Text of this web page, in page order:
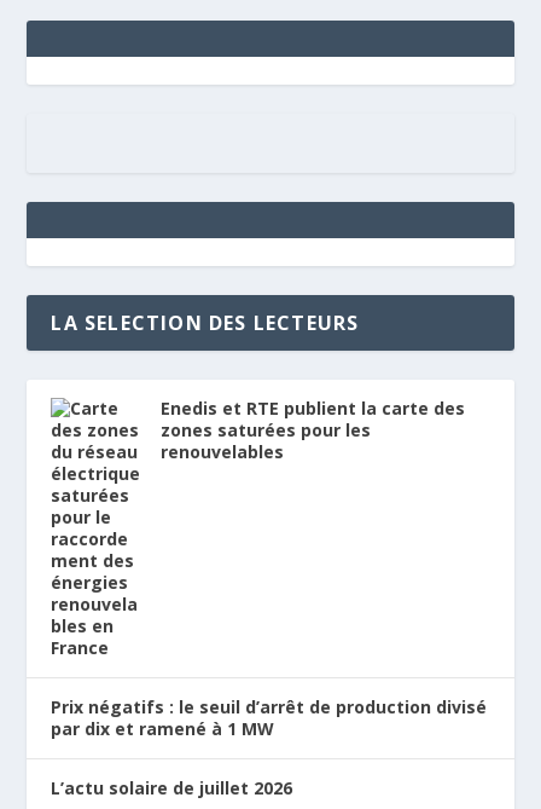
LA SELECTION DES LECTEURS
Enedis et RTE publient la carte des
zones saturées pour les
renouvelables
Prix négatifs : le seuil d’arrêt de production divisé
par dix et ramené à 1 MW
L’actu solaire de juillet 2026